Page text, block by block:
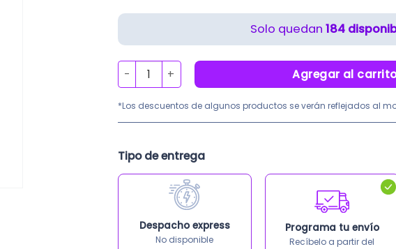
184
Careta Facial Completa con Casquete y Visor Filo de
Agregar al
*Los descuentos de algunos productos se verán reflejados al
Tipo de entrega
Despacho express
No disponible
Programa tu envío
Recíbelo a partir del